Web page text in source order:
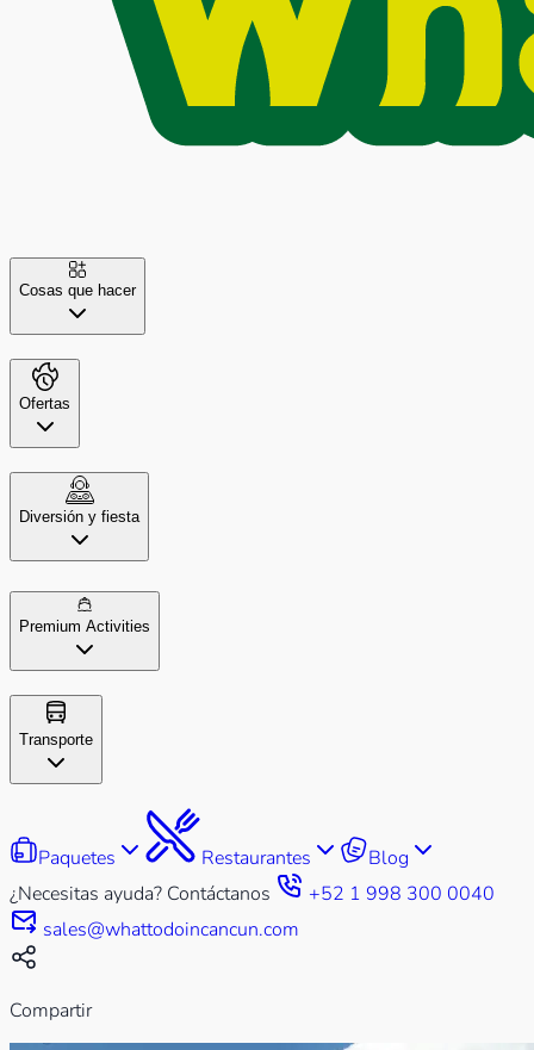
Cosas que hacer
Ofertas
Diversión y fiesta
Premium Activities
Transporte
Paquetes Restaurantes
Blog
¿Necesitas ayuda? Contáctanos
+52 1 998 300 0040
sales@whattodoincancun.com
Compartir